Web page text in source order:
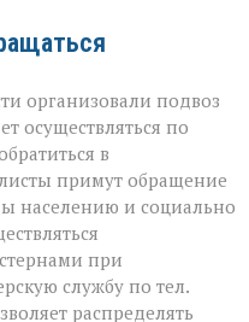
организовали подвоз
осуществляться по
в
примут обращение
населению и социально
при
службу по тел.
распределять